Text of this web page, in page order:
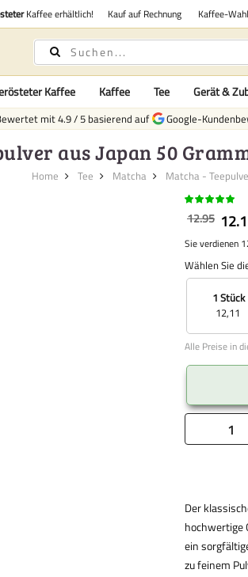
Kaffee erhältlich! Kauf auf Rechnung Kaffee-
Kaffee Kaffee Tee Gerät &
mit4.9/5 basierend auf Google-
aus Japan 50
Home Tee Matcha Matcha -
12.95
Sie verdienen
Wählen Sie
1 Stück
12,11
Alle Preise in
Der
hochwertige
ein
zu feinem